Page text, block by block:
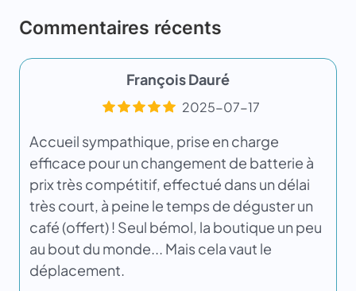
Commentaires récents
François Dauré
2025-07-17
Accueil sympathique, prise en charge
efficace pour un changement de batterie à
prix très compétitif, effectué dans un délai
très court, à peine le temps de déguster un
café (offert) ! Seul bémol, la boutique un peu
au bout du monde... Mais cela vaut le
déplacement.